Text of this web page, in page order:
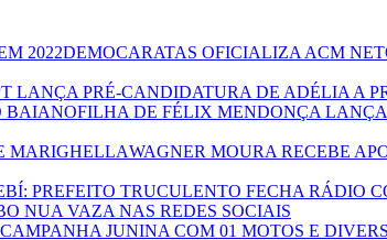
DEMOCARATAS OFICIALIZA ACM
LANÇA PRÉ-CANDIDATURA DE ADÉLIA A
FILHA DE FÉLIX MENDONÇA
WAGNER MOURA RECEBE
PREFEITO TRUCULENTO FECHA RÁDIO
NUA VAZA NAS REDES SOCIAIS
JUNINA COM 01 MOTOS E